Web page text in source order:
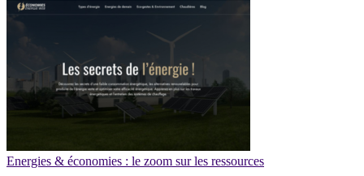
Energies & économies : le zoom sur les ressources